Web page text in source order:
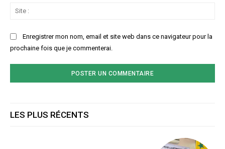
Enregistrer mon nom, email et site web dans ce navigateur pour la
prochaine fois que je commenterai.
LES PLUS RÉCENTS